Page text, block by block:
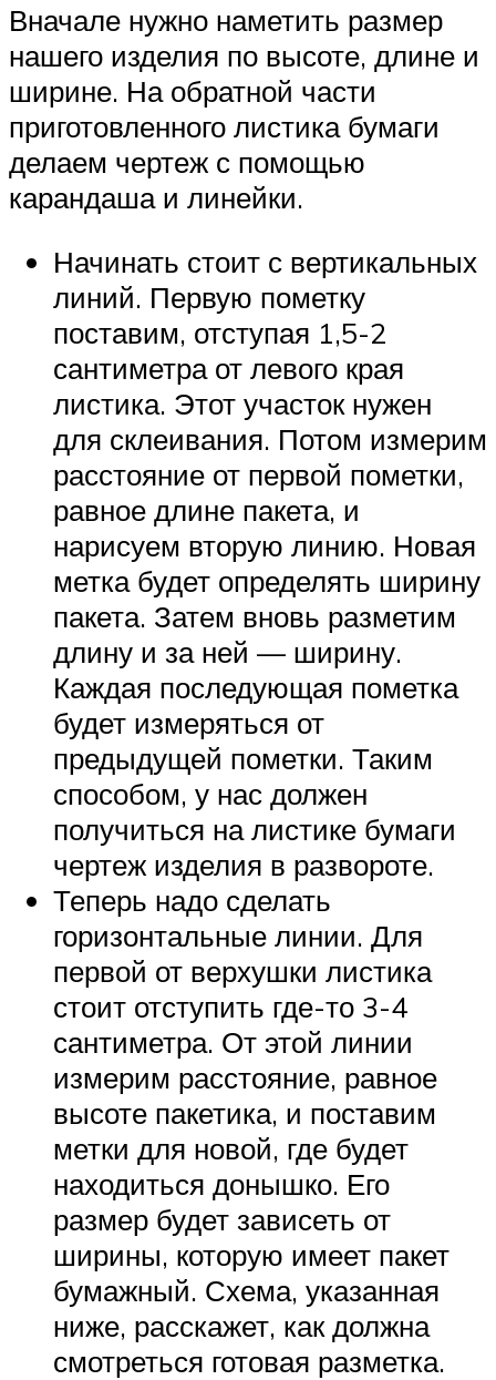
Вначале нужно наметить размер
нашего изделия по высоте, длине и
ширине. На обратной части
приготовленного листика бумаги
делаем чертеж с помощью
карандаша и линейки.
Начинать стоит с вертикальных
линий. Первую пометку
поставим, отступая 1,5-2
сантиметра от левого края
листика. Этот участок нужен
для склеивания. Потом измерим
расстояние от первой пометки,
равное длине пакета, и
нарисуем вторую линию. Новая
метка будет определять ширину
пакета. Затем вновь разметим
длину и за ней — ширину.
Каждая последующая пометка
будет измеряться от
предыдущей пометки. Таким
способом, у нас должен
получиться на листике бумаги
чертеж изделия в развороте.
Теперь надо сделать
горизонтальные линии. Для
первой от верхушки листика
стоит отступить где-то 3-4
сантиметра. От этой линии
измерим расстояние, равное
высоте пакетика, и поставим
метки для новой, где будет
находиться донышко. Его
размер будет зависеть от
ширины, которую имеет пакет
бумажный. Схема, указанная
ниже, расскажет, как должна
смотреться готовая разметка.